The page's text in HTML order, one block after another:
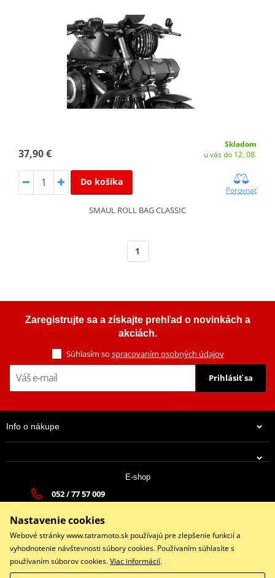
37,90 €
Skladom
u vás do 12. 08.
Do košíka
Porovnať
SMAUL ROLL BAG CLASSIC
1
Zaregistrujte sa a získajte prehľad o novinkách a
akciách.
Súhlasím so spracovaním osobných údajov
Prihlásiť sa
Info o nákupe
E-shop
052 / 77 57 009
Po - Pia 9:00-17:00 | So: 9:00-13:00 | Ne: Zatvorené
Facebook
Nastavenie cookies
Webové stránky www.tatramoto.sk používajú pre zlepšenie funkcií a
vyhodnotenie návštevnosti súbory cookies. Používaním súhlasíte s
používaním súborov cookies.Viac informácií.